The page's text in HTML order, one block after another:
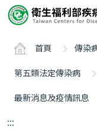
要
ALT+C
首頁 傳染
第五類法定傳染病
最新消息及疫情訊息
:::